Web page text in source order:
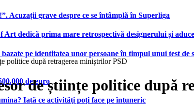
Acuzații grave despre ce se întâmplă în Superliga
dedică prima mare retrospectivă designerului și
pe identitatea unor persoane în timpul unui test de
de euro
Iată ce activități poți face pe întuneric
politice după retragerea miniștrilor PSD
de științe politice după